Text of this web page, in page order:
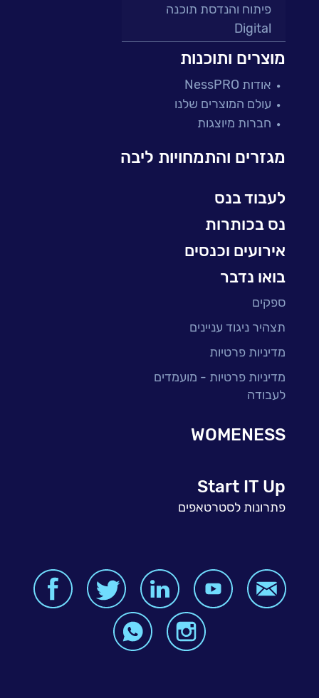
פיתוח והנדסת תוכנה
Digital
פתרונות למגזר הפיננסי
מיקור חוץ ושירותים מנוהלים
בדיקות והבטחת איכות
עולמות הענן
עולמות הסייבר
BI, Analytics & Big-Data
מוצרים ותוכנות
אודות NessPRO
עולם המוצרים שלנו
חברות מיוצגות
מגזרים והתמחויות ליבה
לעבוד בנס
נס בכותרות
אירועים וכנסים
בואו נדבר
ספקים
תצהיר ניגוד עניינים
מדיניות פרטיות
מדיניות פרטיות - מועמדים
לעבודה
WOMENESS
Start IT Up
פתרונות לסטרטאפים